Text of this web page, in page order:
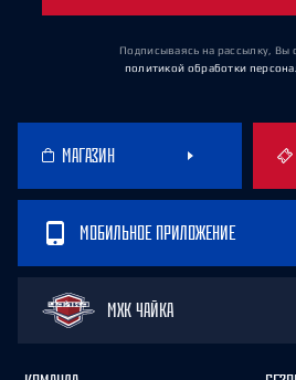
Подписываясь на рассылку, Вы
политикой обработки
МАГАЗИН
МОБИЛЬНОЕ ПРИЛОЖЕНИЕ
МХК ЧАЙКА